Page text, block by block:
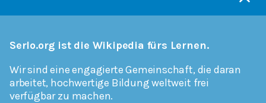
Serlo.org ist die Wikipedia fürs Lernen.
Wir sind eine engagierte Gemeinschaft, die daran
arbeitet, hochwertige Bildung weltweit frei
verfügbar zu machen.